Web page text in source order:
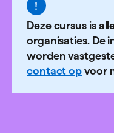
Deze cursus is
organisaties. De
worden
contact op voor